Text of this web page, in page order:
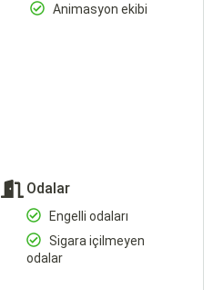
Animasyon ekibi
Odalar
Engelli odaları
Sigara içilmeyen
odalar